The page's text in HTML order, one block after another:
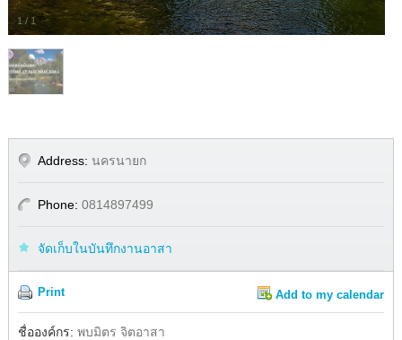
1/ 1
Address: นครนายก
Phone: 0814897499
จัดเก็บในบันทึกงานอาสา
Print Add to my calendar
Facebook
ชื่อองค์กร: พบมิตร จิตอาสา